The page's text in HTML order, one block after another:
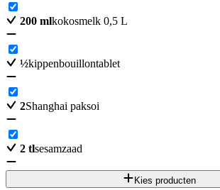
200 mlkokosmelk 0,5 L
½kippenbouillontablet
2Shanghai paksoi
2 tlsesamzaad
Kies producten